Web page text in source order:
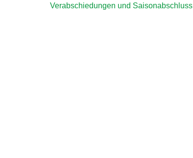
Verabschiedungen und Saisonabschluss